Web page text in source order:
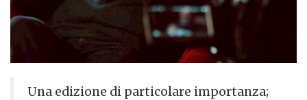
Una edizione di particolare importanza;